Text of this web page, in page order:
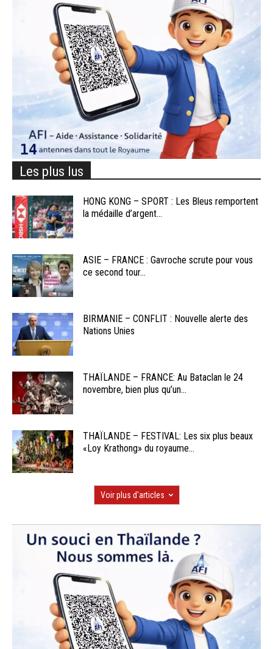
Les plus lus
HONG KONG – SPORT : Les Bleus remportent
la médaille d’argent...
ASIE – FRANCE : Gavroche scrute pour vous
ce second tour...
BIRMANIE – CONFLIT : Nouvelle alerte des
Nations Unies
THAÏLANDE – FRANCE: Au Bataclan le 24
novembre, bien plus qu’un...
THAÏLANDE – FESTIVAL: Les six plus beaux
«Loy Krathong» du royaume...
Voir plus d'articles